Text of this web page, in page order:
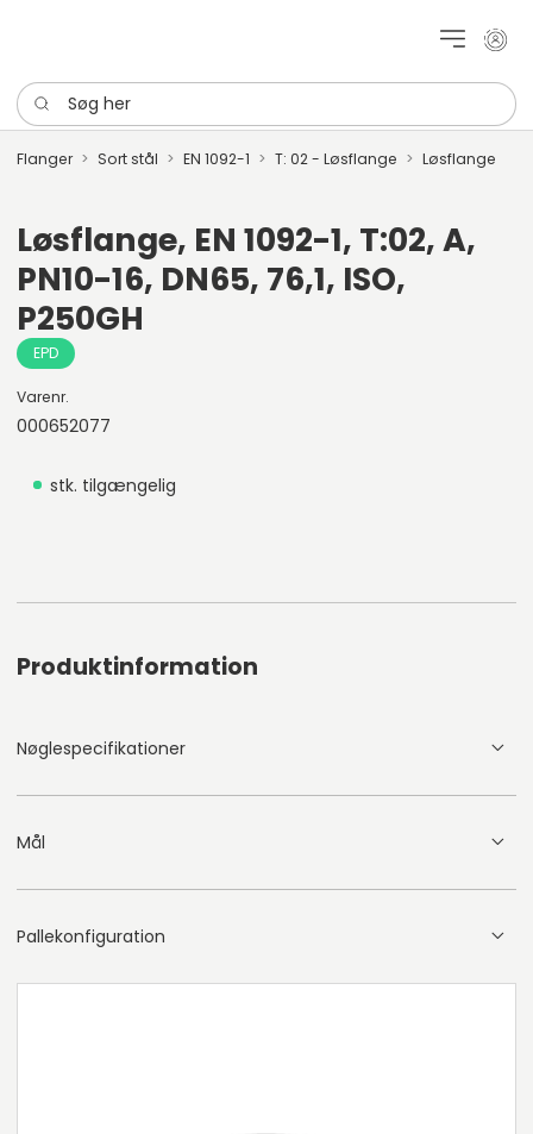
Mit
Søg her
Flanger Sort stål EN 1092-1 T: 02 - Løsflange Løsflange
Løsflange, EN 1092-1, T:02, A,
PN10-16, DN65, 76,1, ISO,
P250GH
EPD
Varenr.
000652077
stk. tilgængelig
Produktinformation
Nøglespecifikationer
Mål
Pallekonfiguration